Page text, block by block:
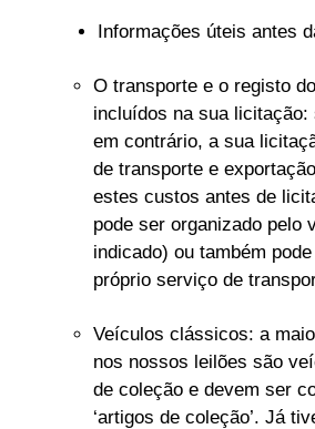
Informações úteis antes
O transporte e o registo
incluídos na sua licitação:
em contrário, a sua
de transporte e
estes custos antes de
pode ser organizado pelo
indicado) ou também
próprio serviço de
Veículos clássicos: a
nos nossos leilões são
de coleção e devem ser
‘artigos de coleção’. Já